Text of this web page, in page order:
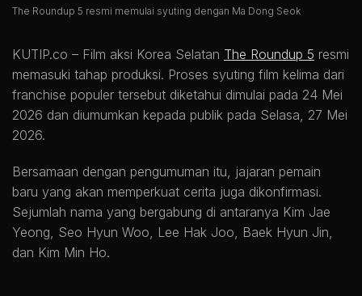
The Roundup 5 resmi memulai syuting dengan Ma Dong Seok
KUTIP.co – Film aksi Korea Selatan The Roundup 5 resmi
memasuki tahap produksi. Proses syuting film kelima dari
franchise populer tersebut diketahui dimulai pada 24 Mei
2026 dan diumumkan kepada publik pada Selasa, 27 Mei
2026.
Bersamaan dengan pengumuman itu, jajaran pemain
baru yang akan memperkuat cerita juga dikonfirmasi.
Sejumlah nama yang bergabung di antaranya Kim Jae
Yeong, Seo Hyun Woo, Lee Hak Joo, Baek Hyun Jin,
dan Kim Min Ho.